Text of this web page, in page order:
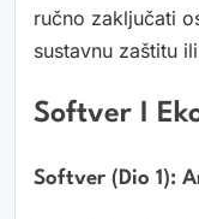
ručno zaključati
sustavnu zaštitu
Softver I
Softver (dio 1):